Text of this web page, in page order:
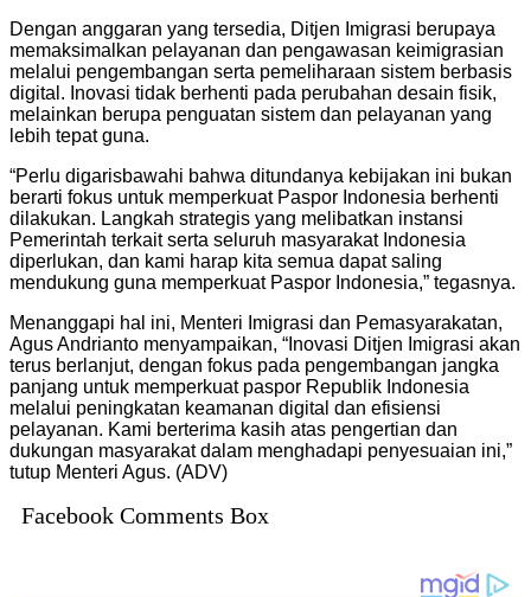
Dengan anggaran yang tersedia, Ditjen Imigrasi berupaya
memaksimalkan pelayanan dan pengawasan keimigrasian
melalui pengembangan serta pemeliharaan sistem berbasis
digital. Inovasi tidak berhenti pada perubahan desain fisik,
melainkan berupa penguatan sistem dan pelayanan yang
lebih tepat guna.
“Perlu digarisbawahi bahwa ditundanya kebijakan ini bukan
berarti fokus untuk memperkuat Paspor Indonesia berhenti
dilakukan. Langkah strategis yang melibatkan instansi
Pemerintah terkait serta seluruh masyarakat Indonesia
diperlukan, dan kami harap kita semua dapat saling
mendukung guna memperkuat Paspor Indonesia,” tegasnya.
Menanggapi hal ini, Menteri Imigrasi dan Pemasyarakatan,
Agus Andrianto menyampaikan, “Inovasi Ditjen Imigrasi akan
terus berlanjut, dengan fokus pada pengembangan jangka
panjang untuk memperkuat paspor Republik Indonesia
melalui peningkatan keamanan digital dan efisiensi
pelayanan. Kami berterima kasih atas pengertian dan
dukungan masyarakat dalam menghadapi penyesuaian ini,”
tutup Menteri Agus. (ADV)
Facebook Comments Box